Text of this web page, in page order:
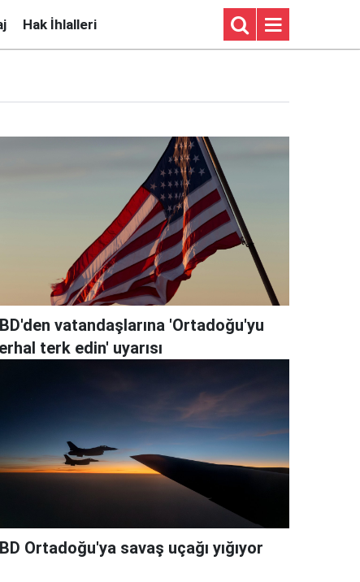
Hak İhlalleri
vatandaşlarına 'Ortadoğu'yu
terk edin' uyarısı
Ortadoğu'ya savaş uçağı yığıyor